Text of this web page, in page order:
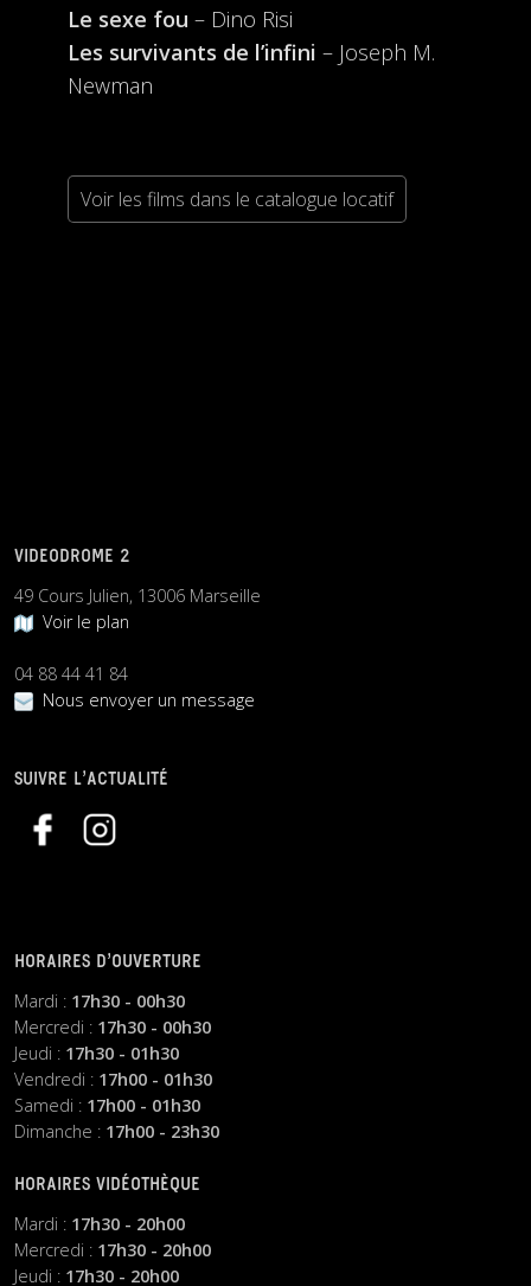
Le sexe fou – Dino Risi
Les survivants de l’infini – Joseph M.
Newman
Voir les films dans le catalogue locatif
VIDEODROME 2
49 Cours Julien, 13006 Marseille
Voir le plan
04 88 44 41 84
Nous envoyer un message
SUIVRE L’ACTUALITÉ
HORAIRES D’OUVERTURE
Mardi : 17h30 - 00h30
Mercredi : 17h30 - 00h30
Jeudi : 17h30 - 01h30
Vendredi : 17h00 - 01h30
Samedi : 17h00 - 01h30
Dimanche : 17h00 - 23h30
HORAIRES VIDÉOTHÈQUE
Mardi : 17h30 - 20h00
Mercredi : 17h30 - 20h00
Jeudi : 17h30 - 20h00